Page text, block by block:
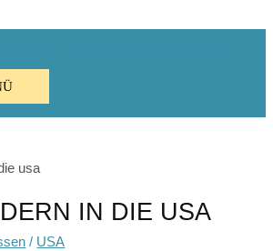
IN DIE USA
/ USA